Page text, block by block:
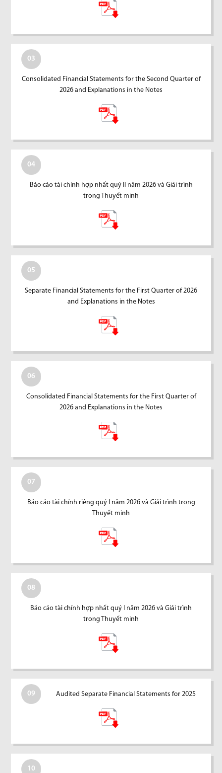
03
Consolidated Financial Statements for the Second Quarter of
2026 and Explanations in the Notes
04
Báo cáo tài chính hợp nhất quý II năm 2026 và Giải trình
trong Thuyết minh
05
Separate Financial Statements for the First Quarter of 2026
and Explanations in the Notes
06
Consolidated Financial Statements for the First Quarter of
2026 and Explanations in the Notes
07
Báo cáo tài chính riêng quý I năm 2026 và Giải trình trong
Thuyết minh
08
Báo cáo tài chính hợp nhất quý I năm 2026 và Giải trình
trong Thuyết minh
09 Audited Separate Financial Statements for 2025
10